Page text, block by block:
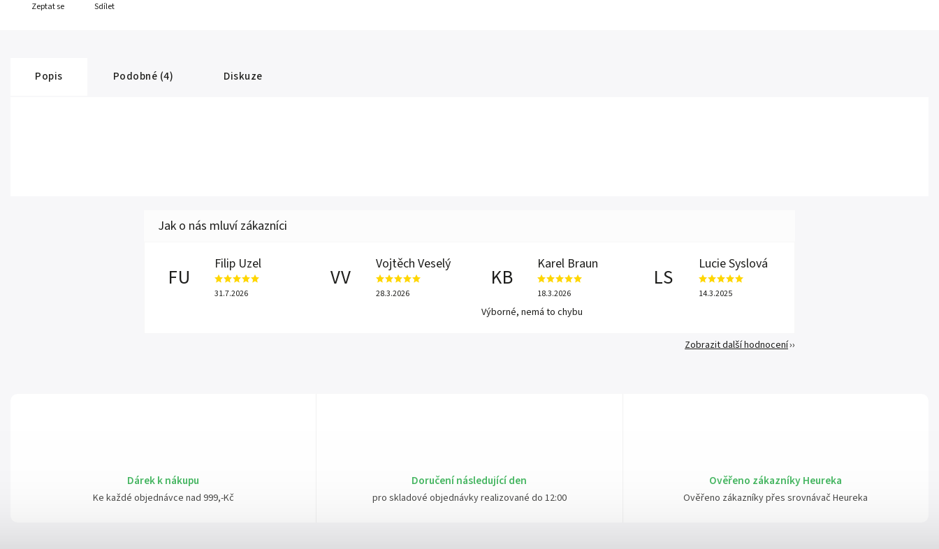
Zeptat se Sdílet
Dárek k nákupu
Ke každé objednávce nad 999,-Kč
Doručení následující den
pro skladové objednávky realizované do 12:00
Ověřeno zákazníky Heureka
Ověřeno zákazníky přes srovnávač Heureka
Popis Podobné (4) Diskuze
FU
Filip Uzel
31.7.2026
VV
Vojtěch Veselý
28.3.2026
KB
Karel Braun
18.3.2026
Výborné, nemá to chybu
LS
Lucie Syslová
14.3.2025
Zobrazit další hodnocení